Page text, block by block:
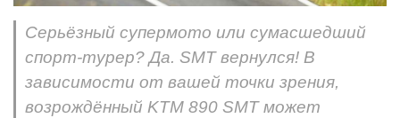
Серьёзный супермото или сумасшедший
спорт-турер? Да. SMT вернулся! В
зависимости от вашей точки зрения,
возрождённый KTM 890 SMT может